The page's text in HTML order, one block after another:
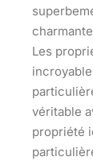
Les
véritable
propriété